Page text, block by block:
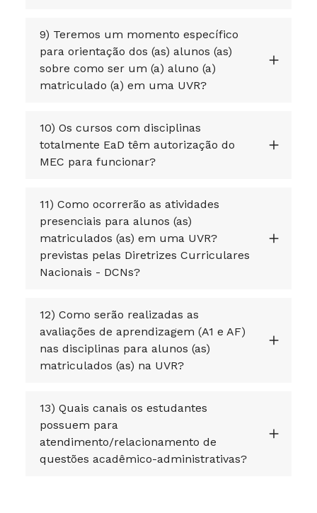
9) Teremos um momento específico
para orientação dos (as) alunos (as)
sobre como ser um (a) aluno (a)
matriculado (a) em uma UVR?
10) Os cursos com disciplinas
totalmente EaD têm autorização do
MEC para funcionar?
11) Como ocorrerão as atividades
presenciais para alunos (as)
matriculados (as) em uma UVR?
previstas pelas Diretrizes Curriculares
Nacionais - DCNs?
12) Como serão realizadas as
avaliações de aprendizagem (A1 e AF)
nas disciplinas para alunos (as)
matriculados (as) na UVR?
13) Quais canais os estudantes
possuem para
atendimento/relacionamento de
questões acadêmico-administrativas?